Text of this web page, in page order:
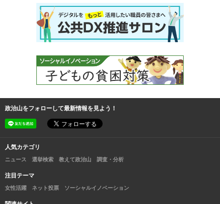
政治山をフォローして最新情報を見よう！
人気カテゴリ
ニュース 選挙検索 教えて政治山 調査・分析
注目テーマ
女性活躍 ネット投票 ソーシャルイノベーション